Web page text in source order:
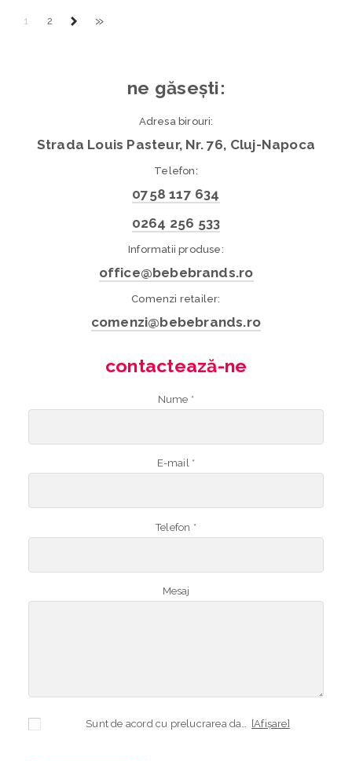
1 2 »
ne găsești:
Adresa birouri:
Strada Louis Pasteur, Nr. 76, Cluj-Napoca
Telefon:
0758 117 634
0264 256 533
Informatii produse:
office@bebebrands.ro
Comenzi retailer:
comenzi@bebebrands.ro
contactează-ne
Nume *
E-mail *
Telefon *
Mesaj
[Afișare]